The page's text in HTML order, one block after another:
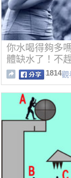
你水喝得夠多
體缺水了！不
1814觀